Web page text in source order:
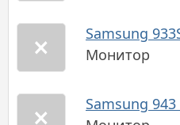
Samsung
Монитор
Samsung 943